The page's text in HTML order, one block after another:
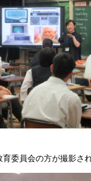
委員会の方が撮影さ